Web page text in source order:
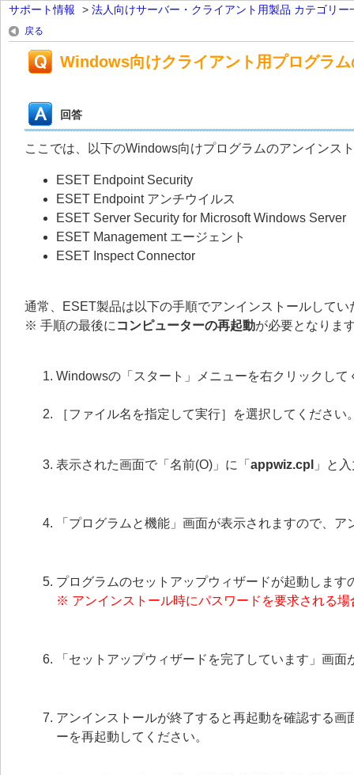
サポート情報 > 法人向けサーバー・クライアント用製品 カテゴリー
戻る
Windows向けクライアント用プログラ
回答
ここでは、以下のWindows向けプログラムのアンインス
ESET Endpoint Security
ESET Endpoint アンチウイルス
ESET Server Security for Microsoft Windows Server
ESET Management エージェント
ESET Inspect Connector
通常、ESET製品は以下の手順でアンインストールしてい
※ 手順の最後に コンピューターの再起動が必要となりま
Windowsの「スタート」メニューを右クリックして
［ファイル名を指定して実行］を選択してください
表示された画面で「名前(O)」に「 appwiz.cpl 」と
「プログラムと機能」画面が表示されますので、
プログラムのセットアップウィザードが起動しま
※ アンインストール時にパスワードを要求される
「セットアップウィザードを完了しています」画
アンインストールが終了すると再起動を確認する
ーを再起動してください。